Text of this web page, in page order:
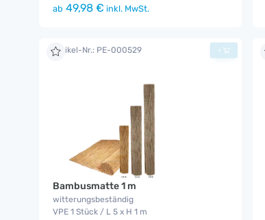
ab 49,98 € inkl. MwSt.
Artikel-Nr.: PE-000529
Bambusmatte 1 m
witterungsbeständig
VPE 1 Stück / L 5 x H 1 m
+